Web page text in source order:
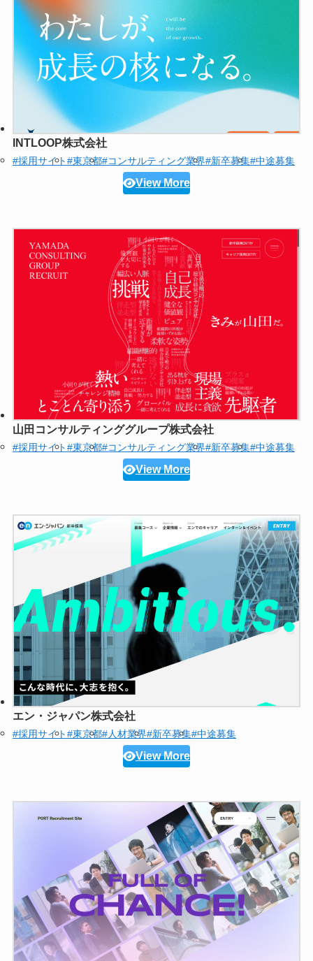
INTLOOP株式会社
#採用サイト#東京都#コンサルティング業界#新卒募集#中途募集
View More
山田コンサルティンググループ株式会社
#採用サイト#東京都#コンサルティング業界#新卒募集#中途募集
View More
エン・ジャパン株式会社
#採用サイト#東京都#人材業界#新卒募集#中途募集
View More